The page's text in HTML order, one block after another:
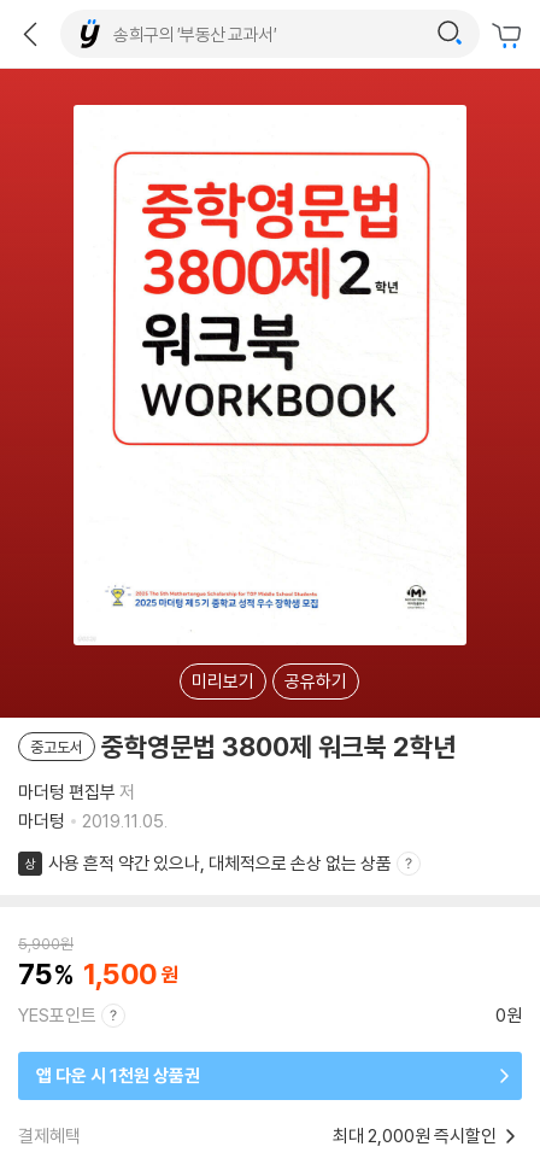
미리보기 공유하기
중고도서 중학영문법 3800제 워크북 2학년
마더텅 편집부 저
마더텅
2019.11.05.
상 사용 흔적 약간 있으나, 대체적으로 손상 없는 상품
5,900원
75 1,500
YES포인트 0원
앱 다운 시 1천원 상품권
결제혜택 최대 2,000원 즉시할인